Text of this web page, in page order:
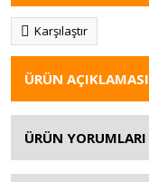
Karşılaştır
ÜRÜN AÇIKLAMASI
ÜRÜN YORUMLARI